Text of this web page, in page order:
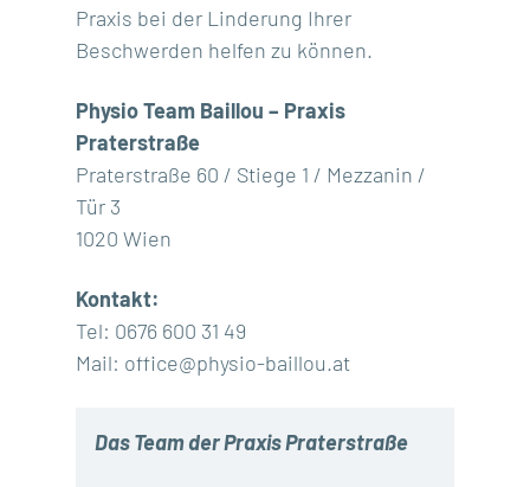
Praxis bei der Linderung Ihrer
Beschwerden helfen zu können.
Physio Team Baillou – Praxis
Praterstraße
Praterstraße 60 / Stiege 1 / Mezzanin /
Tür 3
1020 Wien
Kontakt:
Tel: 0676 600 31 49
Mail: office@physio-baillou.at
Das Team derPraxis Praterstraße